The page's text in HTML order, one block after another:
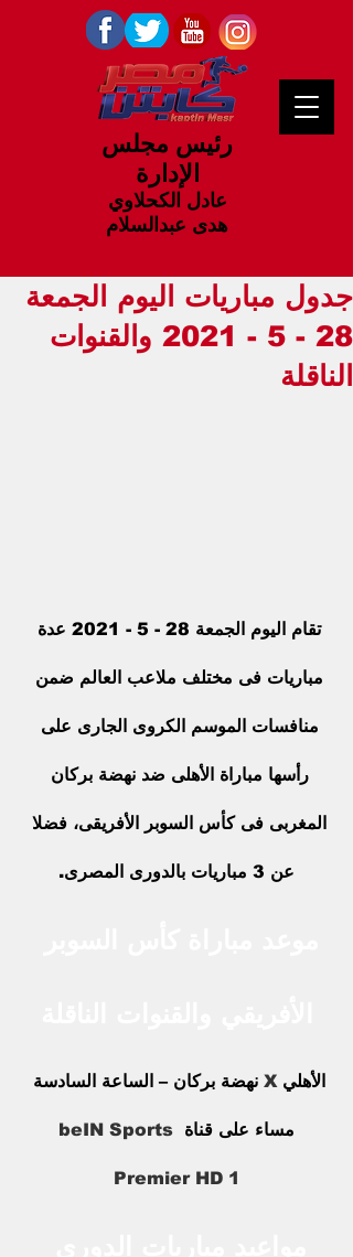
رئيس مجلس
الإدارة
عادل الكحلاوي
هدى عبدالسلام
جدول مباريات اليوم الجمعة
28 - 5 - 2021 والقنوات
الناقلة
تقام اليوم الجمعة 28 - 5 - 2021 عدة
مباريات فى مختلف ملاعب العالم ضمن
منافسات الموسم الكروى الجارى على
رأسها مباراة الأهلى ضد نهضة بركان
المغربى فى كأس السوبر الأفريقى، فضلا
عن 3 مباريات بالدورى المصرى.
الأهلي X نهضة بركان – الساعة السادسة
مساء على قناة beIN Sports
Premier HD 1